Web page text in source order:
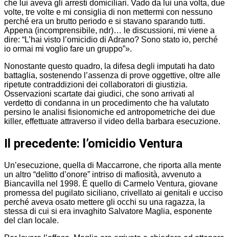
che lui aveva gli arresti domiciliari. Vado da lui una volta, due
volte, tre volte e mi consiglia di non mettermi con nessuno
perché era un brutto periodo e si stavano sparando tutti.
Appena (incomprensibile, ndr)… le discussioni, mi viene a
dire: “L’hai visto l’omicidio di Adrano? Sono stato io, perché
io ormai mi voglio fare un gruppo”».
Nonostante questo quadro, la difesa degli imputati ha dato
battaglia, sostenendo l’assenza di prove oggettive, oltre alle
ripetute contraddizioni dei collaboratori di giustizia.
Osservazioni scartate dai giudici, che sono arrivati al
verdetto di condanna in un procedimento che ha valutato
persino le analisi fisionomiche ed antropometriche dei due
killer, effettuate attraverso il video della barbara esecuzione.
Il precedente: l’omicidio Ventura
Un’esecuzione, quella di Maccarrone, che riporta alla mente
un altro “delitto d’onore” intriso di mafiosità, avvenuto a
Biancavilla nel 1998. È quello di Carmelo Ventura, giovane
promessa del pugilato siciliano, crivellato ai genitali e ucciso
perché aveva osato mettere gli occhi su una ragazza, la
stessa di cui si era invaghito Salvatore Maglia, esponente
del clan locale.